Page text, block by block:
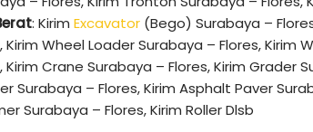
: KirimExcavator (Bego) Surabaya –
Kirim Wheel Loader Surabaya – Flores, Kirim
Kirim Crane Surabaya – Flores, Kirim Grader
Surabaya – Flores, Kirim Asphalt Paver
Surabaya – Flores, Kirim Roller Dlsb